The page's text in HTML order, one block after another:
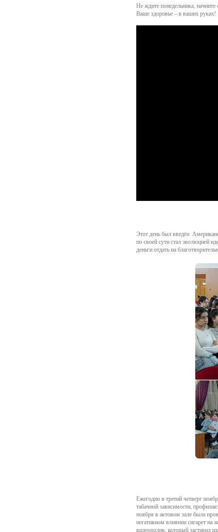
Не ждите понедельника, начните
Ваше здоровье – в ваших руках!
Этот день был введён
по своей сути стал эволюцией
деньги отдать на
Ежегодно в третий четверг
табачной зависимости,
ноября в актовом зале была
негативном влиянии сигарет на
видеоролик, который заставил